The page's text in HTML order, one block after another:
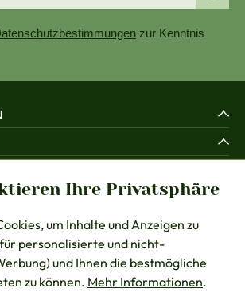
zur Kenntnis
Ihre Privatsphäre
um Inhalte und Anzeigen zu
personalisierte und nicht-
und Ihnen die bestmögliche
zu können. Mehr Informationen.